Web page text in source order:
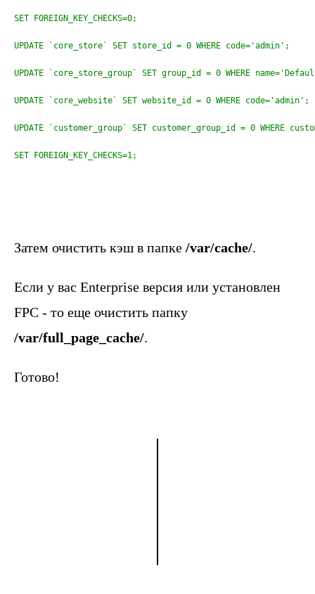
SET FOREIGN_KEY_CHECKS=0;
UPDATE `core_store` SET store_id = 0 WHERE code='admin';
UPDATE `core_store_group` SET group_id = 0 WHERE
UPDATE `core_website` SET website_id = 0 WHERE code='admin';
UPDATE `customer_group` SET customer_group_id = 0 WHERE
Затем очистить кэш в папке /var/cache/.
Если у вас Enterprise версия или установлен
FPC - то еще очистить папку
/var/full_page_cache/.
Готово!